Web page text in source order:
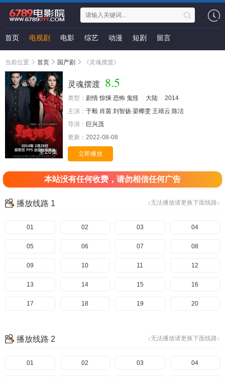
首页 电视剧 电影 综艺 动漫 短剧 留言
当前位置 首页 国产剧 《灵魂摆渡》
全20集
灵魂摆渡 8.5
类型： 剧情 惊悚 恐怖 鬼怪 大陆
2014
主演： 于毅 肖茵 刘智扬 梁椰雯 王靖云 陈洁
导演： 巨兴茂
更新： 2022-08-08
立即播放
本站没有任何收费，请勿相信任何广告
↓无法播放请更换下面线路↓
播放线路 1
01 02 03 04
05 06 07 08
09 10 11 12
13 14 15 16
17 18 19 20
↓无法播放请更换下面线路↓
播放线路 2
01 02 03 04